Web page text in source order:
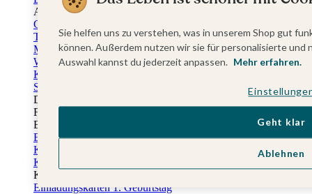
Alle Geburtstagsextras
Gästebücher Geburtstag
Tischkarten Geburtstag
Menükarten Geburtstag
Weinetiketten Geburtstag
Kartenbox Geburtstag
Save the Date Karten
Dankeskarten Geburtstag
Fotobuch Geburtstag
Eventplattform
Einladungskarten Kindergeburtstag
Kindergeburtstag Jungen
Kindergeburtstag Mädchen
Kindergeburtstag Unisex
Einladungskarten 1. Geburtstag
Sie helfen uns zu verstehen, was in unserem Shop gut
können. Außerdem nutzen wir sie für personalisierte
Auswahl kannst du jederzeit anpassen. Mehr erfahren.
Ablehnen
Geht klar